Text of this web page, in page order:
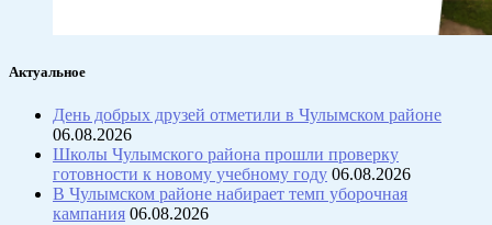
Актуальное
День добрых друзей отметили в Чулымском районе
06.08.2026
Школы Чулымского района прошли проверку
готовности к новому учебному году 06.08.2026
В Чулымском районе набирает темп уборочная
кампания 06.08.2026